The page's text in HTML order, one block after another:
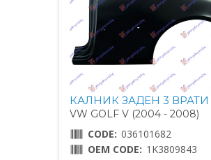
КАЛНИК ЗАДЕН 3 ВРАТИ
VW GOLF V (2004 - 2008)
CODE: 036101682
OEM CODE: 1K3809843